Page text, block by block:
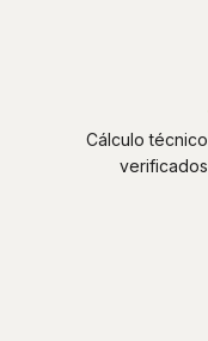
Cálculo